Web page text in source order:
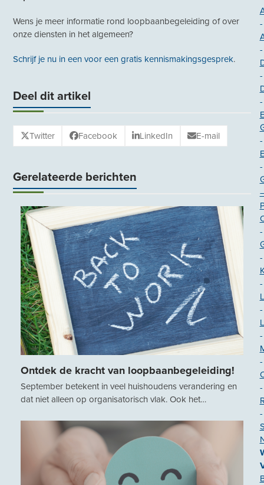
Wens je meer informatie rond loopbaanbegeleiding of over
onze diensten in het algemeen?
Schrijf je nu in een voor een gratis kennismakingsgesprek.
Deel dit artikel
Twitter Facebook LinkedIn E-mail
Gerelateerde berichten
Ontdek de kracht van loopbaanbegeleiding!
September betekent in veel huishoudens verandering en
dat niet alleen op organisatorisch vlak. Ook het…
-
-
-
-
-
-
-
-
-
-
-
-
-
-